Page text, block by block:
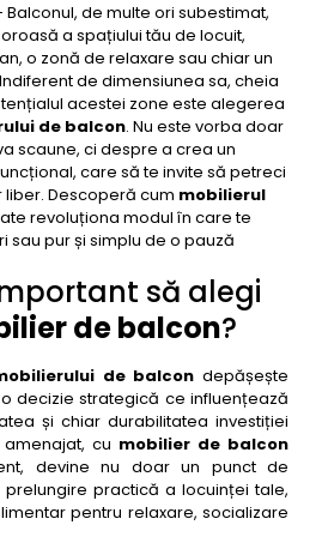
a balconului cu mobilier de
de balcon și tendințele emergente
mobilier de balcon
IKEA
JYSK
Dedeman
Leroy Merlin
Mobexpert
Brico Depot
Kring (eMAG)
SomProduct
vidaXL
balcon Emag
Budeasa Design
Keter
Balconul, de multe ori subestimat,
a spațiului tău de locuit,
o zonă de relaxare sau chiar un
de dimensiunea sa, cheia
acestei zone este alegerea
de balcon. Nu este vorba doar
scaune, ci despre a crea un
care să te invite să petreci
Descoperă cum mobilierul
revoluționa modul în care te
sau pur și simplu de o pauză
să alegi
de balcon?
de balcon depășește
decizie strategică ce influențează
și chiar durabilitatea investiției
cu mobilier de balcon
devine nu doar un punct de
practică a locuinței tale,
pentru relaxare, socializare